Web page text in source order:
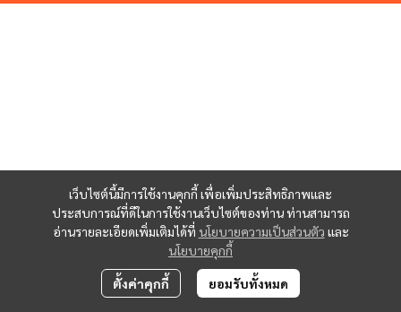
เว็บไซต์นี้มีการใช้งานคุกกี้ เพื่อเพิ่มประสิทธิภาพและ
ประสบการณ์ที่ดีในการใช้งานเว็บไซต์ของท่าน ท่านสามารถ
อ่านรายละเอียดเพิ่มเติมได้ที่ นโยบายความเป็นส่วนตัว และ
นโยบายคุกกี้
ตั้งค่าคุกกี้ ยอมรับทั้งหมด